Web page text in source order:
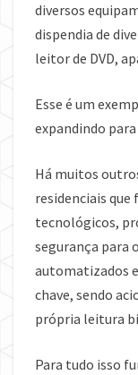
diversos
dispendia de
leitor de DVD,
Esse é um
expandindo
Há muitos
residenciais que
tecnológicos,
segurança para
automatizados
chave, sendo
própria leitura
Para tudo isso